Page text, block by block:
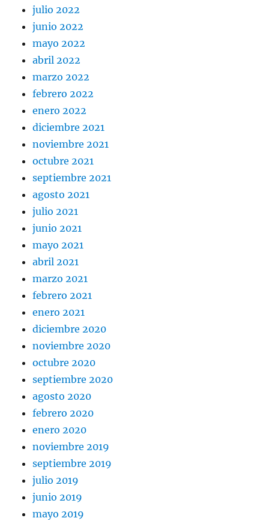
julio 2022
junio 2022
mayo 2022
abril 2022
marzo 2022
febrero 2022
enero 2022
diciembre 2021
noviembre 2021
octubre 2021
septiembre 2021
agosto 2021
julio 2021
junio 2021
mayo 2021
abril 2021
marzo 2021
febrero 2021
enero 2021
diciembre 2020
noviembre 2020
octubre 2020
septiembre 2020
agosto 2020
febrero 2020
enero 2020
noviembre 2019
septiembre 2019
julio 2019
junio 2019
mayo 2019